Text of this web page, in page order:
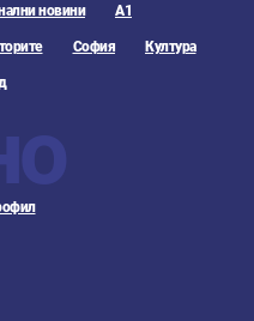
новини А1
София Култура